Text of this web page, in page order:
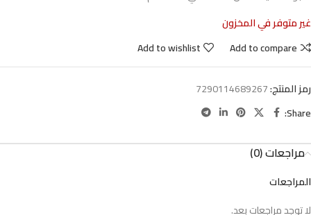
غير متوفر في المخزون
Add to compare
Add to wishlist
رمز المنتج:7290114689267
Share:
مراجعات (0)
المراجعات
لا توجد مراجعات بعد.